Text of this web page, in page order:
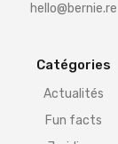
hello@bernie.re
Catégories
Actualités
Fun facts